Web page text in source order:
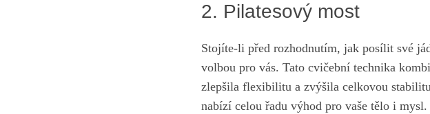
2. Pilatesový most
Stojíte-li před rozhodnutím, jak ⁣posílit své
volbou pro vás. Tato cvičební technika
zlepšila flexibilitu a zvýšila celkovou‍
nabízí celou řadu výhod pro vaše tělo i mysl.